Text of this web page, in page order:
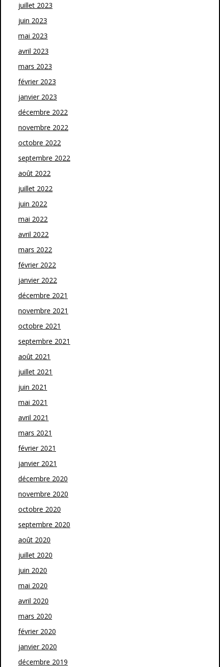
juillet 2023
juin 2023
mai 2023
avril 2023
mars 2023
février 2023
janvier 2023
décembre 2022
novembre 2022
octobre 2022
septembre 2022
août 2022
juillet 2022
juin 2022
mai 2022
avril 2022
mars 2022
février 2022
janvier 2022
décembre 2021
novembre 2021
octobre 2021
septembre 2021
août 2021
juillet 2021
juin 2021
mai 2021
avril 2021
mars 2021
février 2021
janvier 2021
décembre 2020
novembre 2020
octobre 2020
septembre 2020
août 2020
juillet 2020
juin 2020
mai 2020
avril 2020
mars 2020
février 2020
janvier 2020
décembre 2019